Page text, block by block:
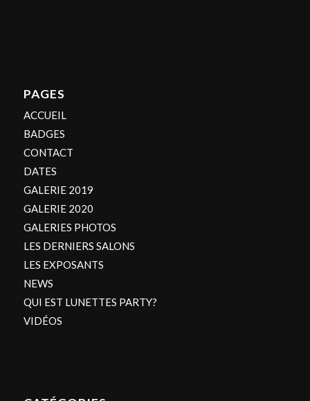
PAGES
ACCUEIL
BADGES
CONTACT
DATES
GALERIE 2019
GALERIE 2020
GALERIES PHOTOS
LES DERNIERS SALONS
LES EXPOSANTS
NEWS
QUI EST LUNETTES PARTY?
VIDÉOS